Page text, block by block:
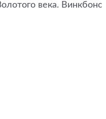
века. Винкбонс